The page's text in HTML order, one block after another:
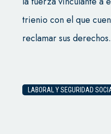
trienio con el que
reclamar sus derechos.
LABORAL Y SEGURIDAD